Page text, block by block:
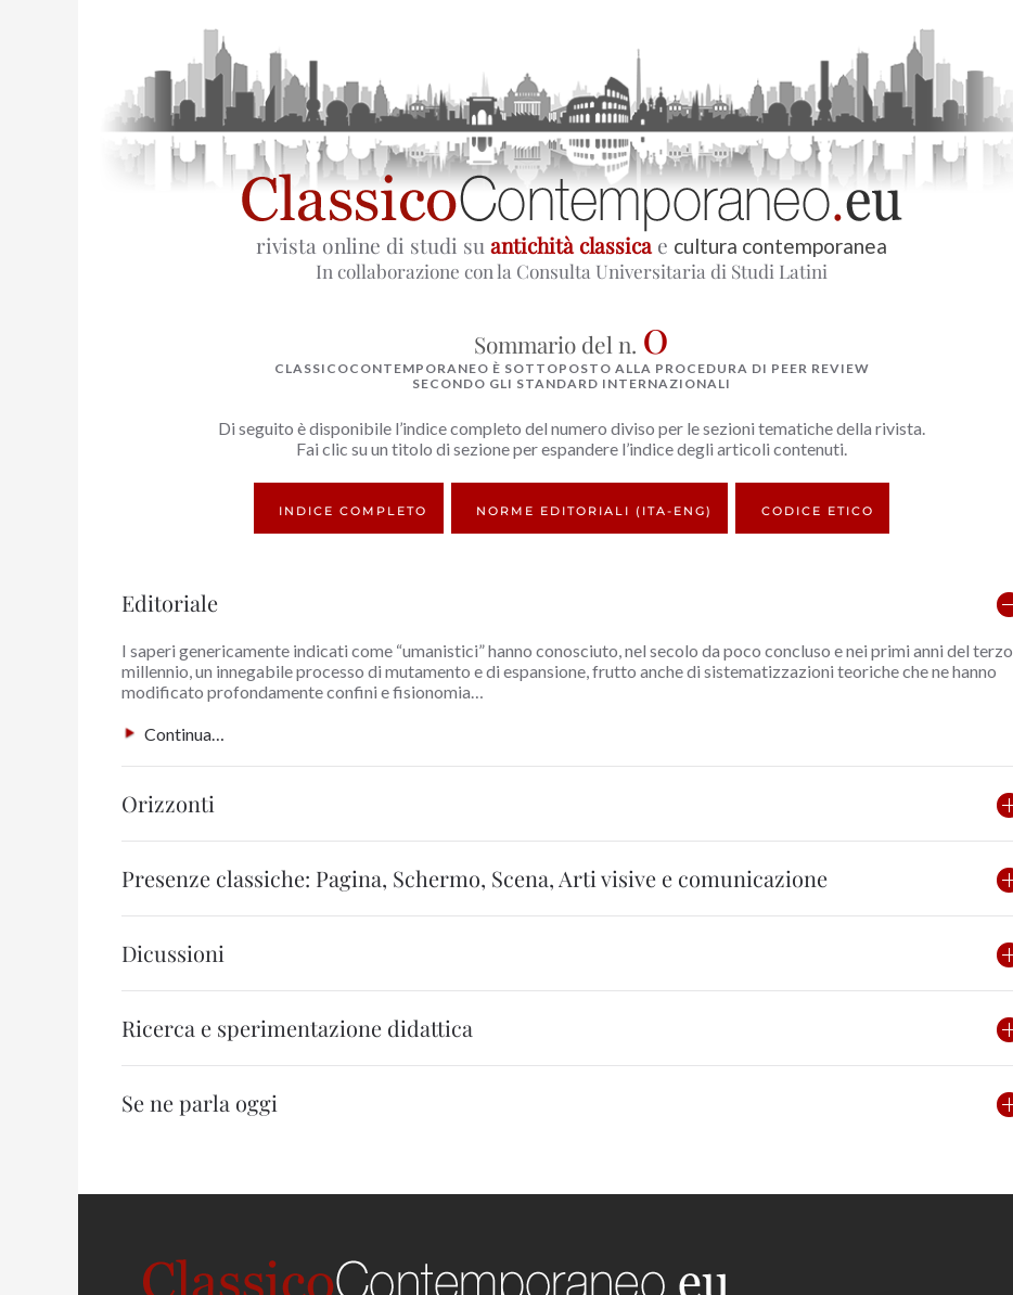
rivista online di studi su antichità classicae cultura contemporanea
In collaborazione con la Consulta Universitaria di Studi Latini
Sommario del n. 0
CLASSICOCONTEMPORANEO È SOTTOPOSTO ALLA PROCEDURA DI PEER REVIEW
SECONDO GLI STANDARD INTERNAZIONALI
Di seguito è disponibile l’indice completo del numero diviso per le sezioni tematiche della rivista.
Fai clic su un titolo di sezione per espandere l’indice degli articoli contenuti.
INDICE COMPLETO NORME EDITORIALI (ITA-ENG) CODICE ETICO
Editoriale
I saperi genericamente indicati come “umanistici” hanno conosciuto, nel secolo da poco concluso e nei primi anni del terzo
millennio, un innegabile processo di mutamento e di espansione, frutto anche di sistematizzazioni teoriche che ne hanno
modificato profondamente confini e fisionomia…
Continua…
Orizzonti
Presenze classiche: Pagina, Schermo, Scena, Arti visive e comunicazione
Dicussioni
Ricerca e sperimentazione didattica
Se ne parla oggi